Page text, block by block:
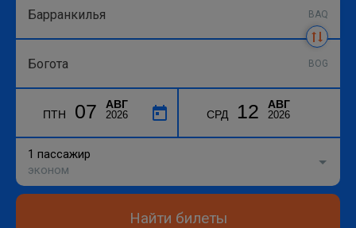
BAQ
BOG
ПТН 07 АВГ
2026 СРД 12 АВГ
2026
1 пассажир
эконом
Найти билеты